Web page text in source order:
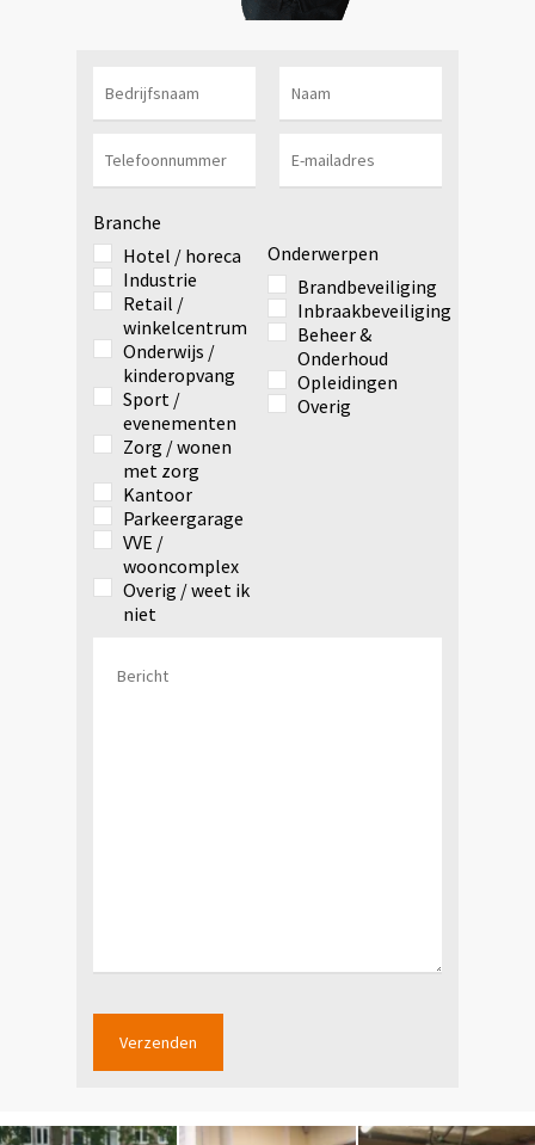
Branche
Hotel / horeca
Industrie
Retail /
winkelcentrum
Onderwijs /
kinderopvang
Sport /
evenementen
Zorg / wonen
met zorg
Kantoor
Parkeergarage
VVE /
wooncomplex
Overig / weet ik
niet
Onderwerpen
Brandbeveiliging
Inbraakbeveiliging
Beheer &
Onderhoud
Opleidingen
Overig